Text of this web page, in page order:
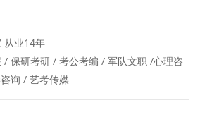
从业14年
/ 保研考研 / 考公考编 / 军队文职 /心理咨
询 / 艺考传媒